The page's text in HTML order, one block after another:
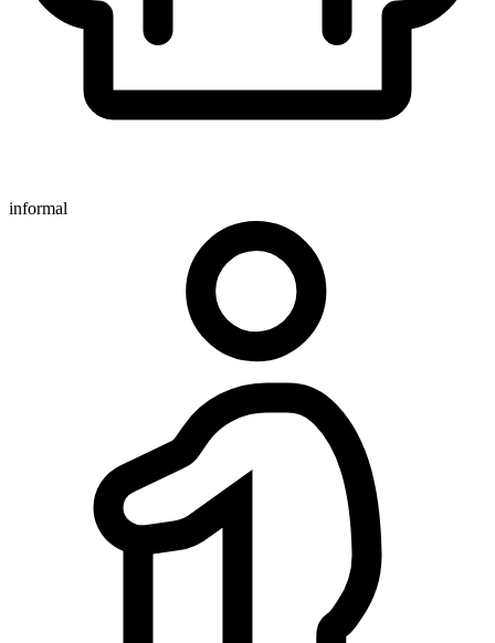
informal